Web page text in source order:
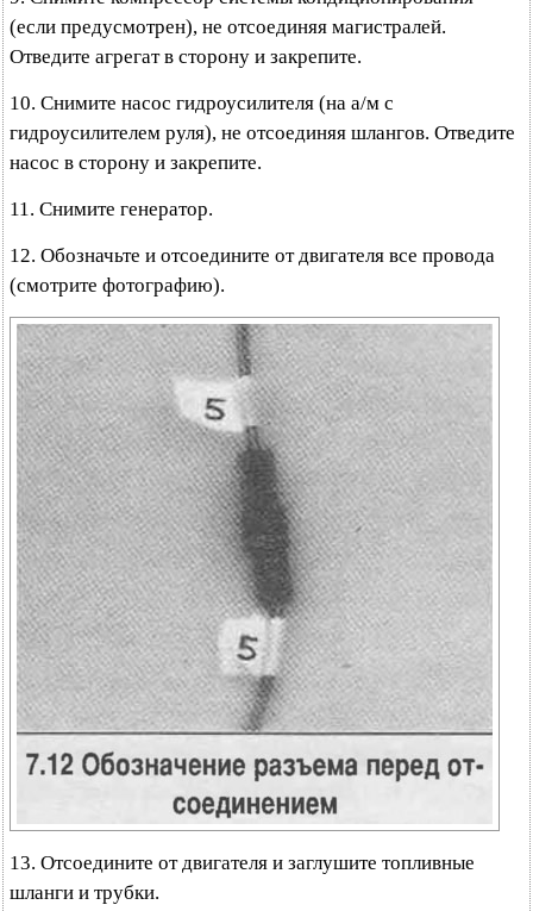
(если предусмотрен), не отсоединяя магистралей.
Отведите агрегат в сторону и закрепите.
10. Снимите насос гидроусилителя (на а/м с
гидроусилителем руля), не отсоединяя шлангов. Отведите
насос в сторону и закрепите.
11. Снимите генератор.
12. Обозначьте и отсоедините от двигателя все провода
(смотрите фотографию).
13. Отсоедините от двигателя и заглушите топливные
шланги и трубки.